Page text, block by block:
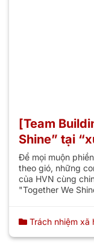
[Team
Shine” tại
Để mọi muộn
theo gió, những
của HVN cùng
"Together We
Trách nhiệm xã